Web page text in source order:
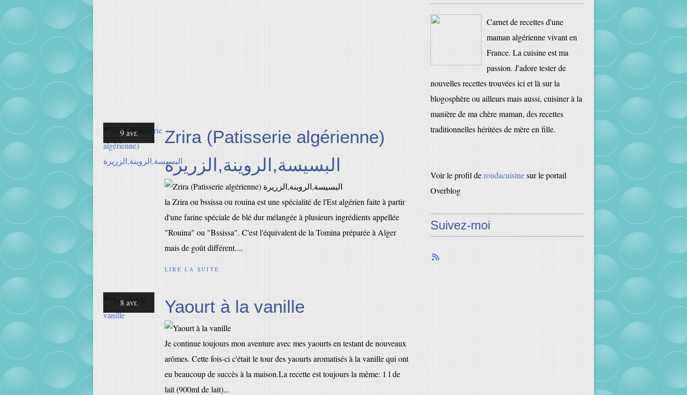
9 avr.
Zrira (Patisserie algérienne)
البسيسة,الروينة,الزريرة
la Zrira ou bssissa ou rouina est une spécialité de l'Est algérien faite à partir
d'une farine spéciale de blé dur mélangée à plusieurs ingrédients appellée
"Rouina" ou "Bssissa". C'est l'équivalent de la Tomina préparée à Alger
mais de goût différent....
LIRE LA SUITE
8 avr. Yaourt à la vanille
Je continue toujours mon aventure avec mes yaourts en testant de nouveaux
arômes. Cette fois-ci c'était le tour des yaourts aromatisés à la vanille qui ont
eu beaucoup de succès à la maison.La recette est toujours la même: 1 l de
lait (900ml de lait)...
Carnet de recettes d'une
maman algérienne vivant en
France. La cuisine est ma
passion. J'adore tester de
nouvelles recettes trouvées ici et là sur la
blogosphère ou ailleurs mais aussi, cuisiner à la
manière de ma chère maman, des recettes
traditionnelles héritées de mère en fille.
Voir le profil deroudacuisinesur le portail
Overblog
Suivez-moi